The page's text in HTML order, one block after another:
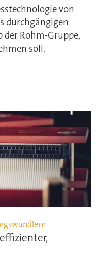
von
durchgängigen
Rohm-Gruppe,
soll.